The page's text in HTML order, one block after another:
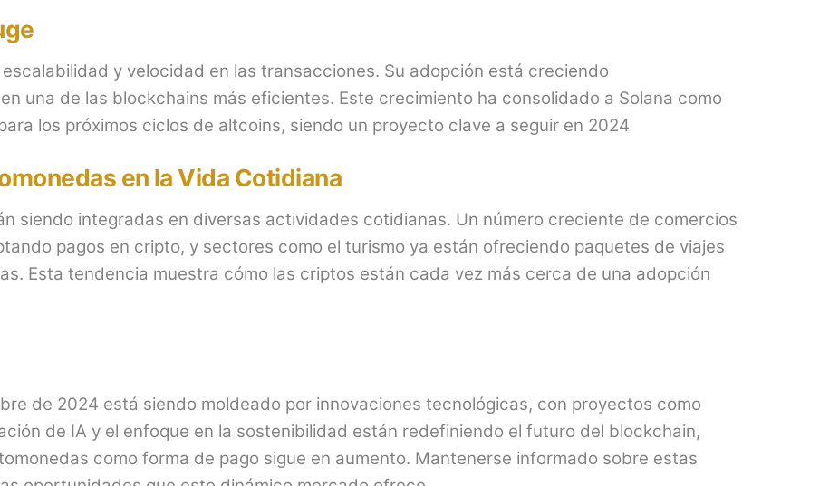
y velocidad en las transacciones. Su adopción está creciendo
una de las blockchains más eficientes. Este crecimiento ha consolidado a Solana como
los próximos ciclos de altcoins, siendo un proyecto clave a seguir en 2024​
en la Vida Cotidiana
siendo integradas en diversas actividades cotidianas. Un número creciente de comercios
pagos en cripto, y sectores como el turismo ya están ofreciendo paquetes de viajes
Esta tendencia muestra cómo las criptos están cada vez más cerca de una adopción
de 2024 está siendo moldeado por innovaciones tecnológicas, con proyectos como
de IA y el enfoque en la sostenibilidad están redefiniendo el futuro del blockchain,
como forma de pago sigue en aumento. Mantenerse informado sobre estas